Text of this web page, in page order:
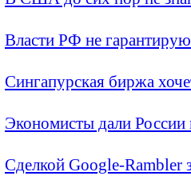
Власти РФ не
Сингапурская биржа
Экономисты дали
Сделкой Google-Rambler